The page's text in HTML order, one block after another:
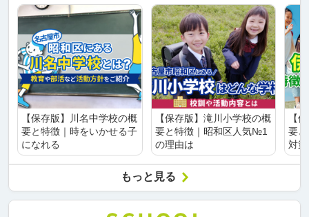
【保存版】川名中学校の概
要と特徴｜時をいかせる子
になれる
【保存版】滝川小学校の概
要と特徴｜昭和区人気№1
の理由は
【
要
対
もっと見る